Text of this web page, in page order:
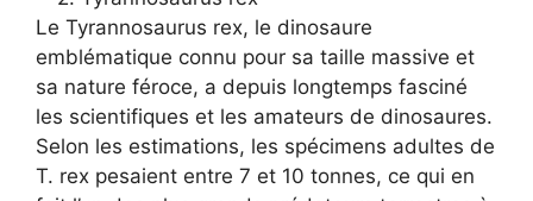
Le Tyrannosaurus rex, le dinosaure
emblématique connu pour sa taille massive et
sa nature féroce, a depuis longtemps fasciné
les scientifiques et les amateurs de dinosaures.
Selon les estimations, les spécimens adultes de
T. rex pesaient entre 7 et 10 tonnes, ce qui en